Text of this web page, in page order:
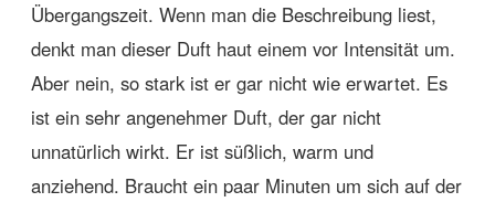
Übergangszeit. Wenn man die Beschreibung liest,
denkt man dieser Duft haut einem vor Intensität um.
Aber nein, so stark ist er gar nicht wie erwartet. Es
ist ein sehr angenehmer Duft, der gar nicht
unnatürlich wirkt. Er ist süßlich, warm und
anziehend. Braucht ein paar Minuten um sich auf der